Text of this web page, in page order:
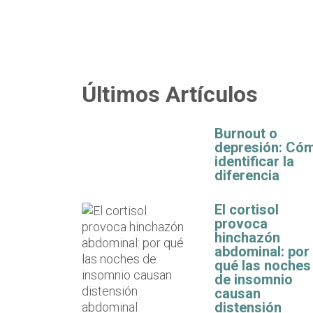
Últimos Artículos
Burnout o
depresión:
identificar la
diferencia
El cortisol
provoca
hinchazón
abdominal: por
qué las noches
de insomnio
causan
distensión